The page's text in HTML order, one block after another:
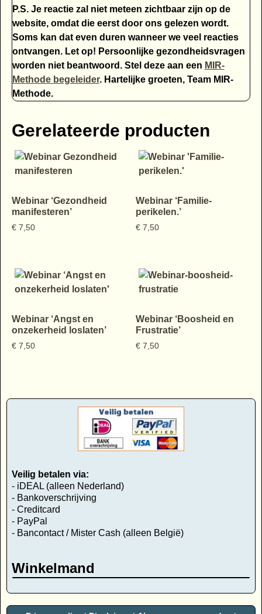
P.S. Je reactie zal niet meteen zichtbaar zijn op de
website, omdat die eerst door ons gelezen wordt.
Soms kan dat even duren wanneer we veel reacties
ontvangen. Let op! Persoonlijke gezondheidsvragen
worden niet beantwoord. Stel deze aan een MIR-
Methode begeleider. Hartelijke groeten, Team MIR-
Methode.
Gerelateerde producten
Webinar ‘Gezondheid
manifesteren’
€7,50
Webinar ‘Familie-
perikelen.’
€ 7,50
Webinar ‘Angst en
onzekerheid loslaten’
€7,50
Webinar ‘Boosheid en
Frustratie’
€ 7,50
Veilig betalen via:
- iDEAL (alleen Nederland)
- Bankoverschrijving
- Creditcard
- PayPal
- Bancontact / Mister Cash (alleen België)
Winkelmand